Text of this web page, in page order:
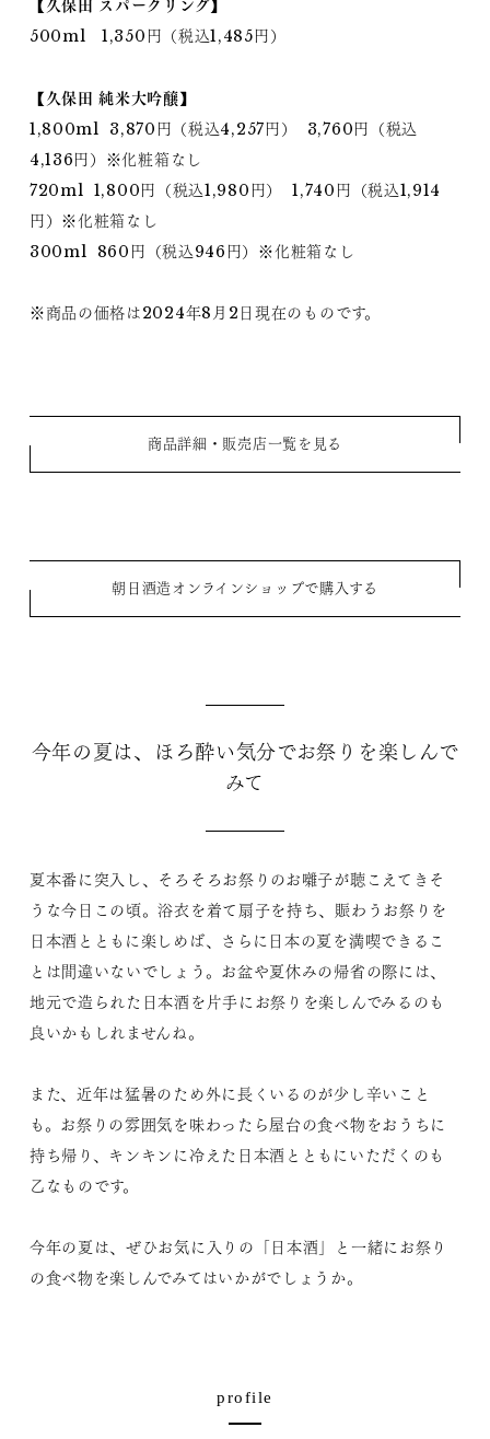
500ml 1,350円（税込1,485円）
【久保田 純米大吟醸】
1,800ml 3,870円（税込4,257円） 3,760円（税込
4,136円）※化粧箱なし
720ml 1,800円（税込1,980円） 1,740円（税込1,914
円）※化粧箱なし
300ml 860円（税込946円）※化粧箱なし
※商品の価格は2024年8月2日現在のものです。
商品詳細・販売店一覧を見る
朝日酒造オンラインショップで購入する
今年の夏は、ほろ酔い気分でお祭りを楽しんで
みて
夏本番に突入し、そろそろお祭りのお囃子が聴こえてきそ
うな今日この頃。浴衣を着て扇子を持ち、賑わうお祭りを
日本酒とともに楽しめば、さらに日本の夏を満喫できるこ
とは間違いないでしょう。お盆や夏休みの帰省の際には、
地元で造られた日本酒を片手にお祭りを楽しんでみるのも
良いかもしれませんね。
また、近年は猛暑のため外に長くいるのが少し辛いこと
も。お祭りの雰囲気を味わったら屋台の食べ物をおうちに
持ち帰り、キンキンに冷えた日本酒とともにいただくのも
乙なものです。
今年の夏は、ぜひお気に入りの「日本酒」と一緒にお祭り
の食べ物を楽しんでみてはいかがでしょうか。
profile